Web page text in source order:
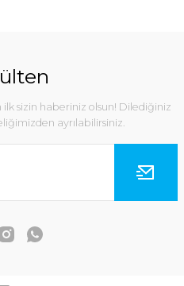
sizin haberiniz olsun! Dilediğiniz
ayrılabilirsiniz.